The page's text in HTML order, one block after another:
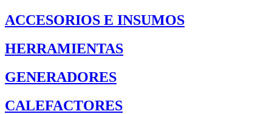
ACCESORIOS E INSUMOS
HERRAMIENTAS
GENERADORES
CALEFACTORES